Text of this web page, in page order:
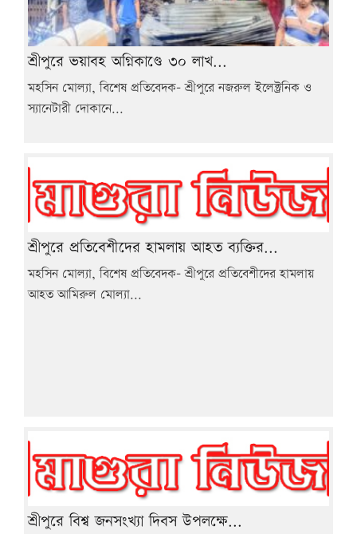
শ্রীপুরে ভয়াবহ অগ্নিকাণ্ডে ৩০ লাখ...
মহসিন মোল্যা, বিশেষ প্রতিবেদক- শ্রীপুরে নজরুল ইলেক্ট্রনিক ও
স্যানেটারী দোকানে...
শ্রীপুরে প্রতিবেশীদের হামলায় আহত ব্যক্তির...
মহসিন মোল্যা, বিশেষ প্রতিবেদক- শ্রীপুরে প্রতিবেশীদের হামলায়
আহত আমিরুল মোল্যা...
শ্রীপুরে বিশ্ব জনসংখ্যা দিবস উপলক্ষে...